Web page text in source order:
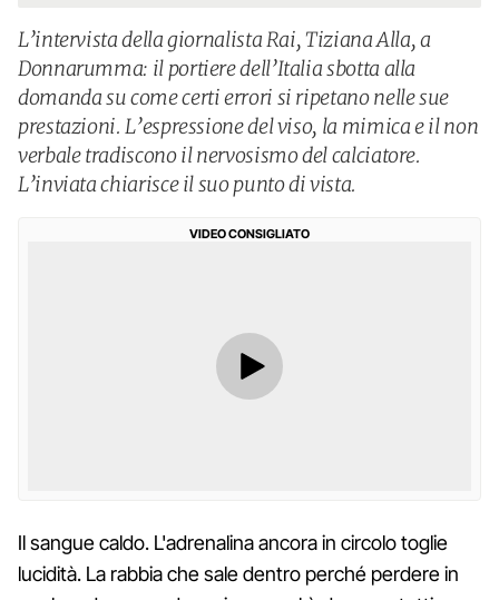
L’intervista della giornalista Rai, Tiziana Alla, a
Donnarumma: il portiere dell’Italia sbotta alla
domanda su come certi errori si ripetano nelle sue
prestazioni. L’espressione del viso, la mimica e il non
verbale tradiscono il nervosismo del calciatore.
L’inviata chiarisce il suo punto di vista.
VIDEO CONSIGLIATO
Il sangue caldo. L'adrenalina ancora in circolo toglie
lucidità. La rabbia che sale dentro perché perdere in